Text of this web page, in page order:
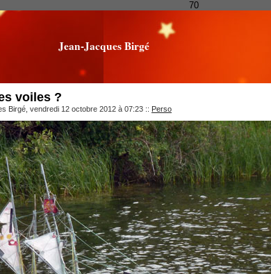
70
Jean-Jacques Birgé
voiles ?
Birgé, vendredi 12 octobre 2012 à 07:23 :: Perso